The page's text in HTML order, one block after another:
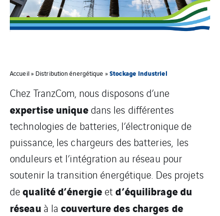
Accueil» Distribution énergétique »Stockage Industriel
Chez TranzCom, nous disposons d’une
expertise uniquedans les différentes
technologies de batteries, l’électronique de
puissance, les chargeurs des batteries, les
onduleurs et l’intégration au réseau pour
soutenir la transition énergétique. Des projets
dequalité d’énergieetd’équilibrage du
réseau à lacouverture des charges de